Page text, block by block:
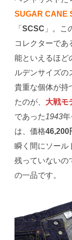
SUGAR CANE
「 SCSC 」。こ
コレクターであ
能といえるほど
ルデンサイズの
貴重な個体が持
たのが、 大戦モ
であった1943年
は、価格46,200
瞬く間にソール
残っていないの
の一品です。